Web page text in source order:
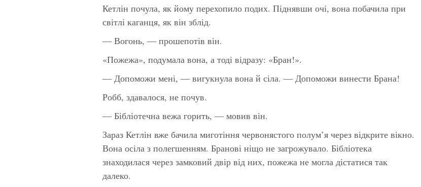
Кетлін почула, як йому перехопило подих. Піднявши очі, вона побачила при
світлі каганця, як він зблід.
— Вогонь, — прошепотів він.
«Пожежа», подумала вона, а тоді відразу: «Бран!».
— Допоможи мені, — вигукнула вона й сіла. — Допоможи винести Брана!
Робб, здавалося, не почув.
— Бібліотечна вежа горить, — мовив він.
Зараз Кетлін вже бачила миготіння червонястого полум’я через відкрите вікно.
Вона осіла з полегшенням. Бранові ніщо не загрожувало. Бібліотека
знаходилася через замковий двір від них, пожежа не могла дістатися так
далеко.